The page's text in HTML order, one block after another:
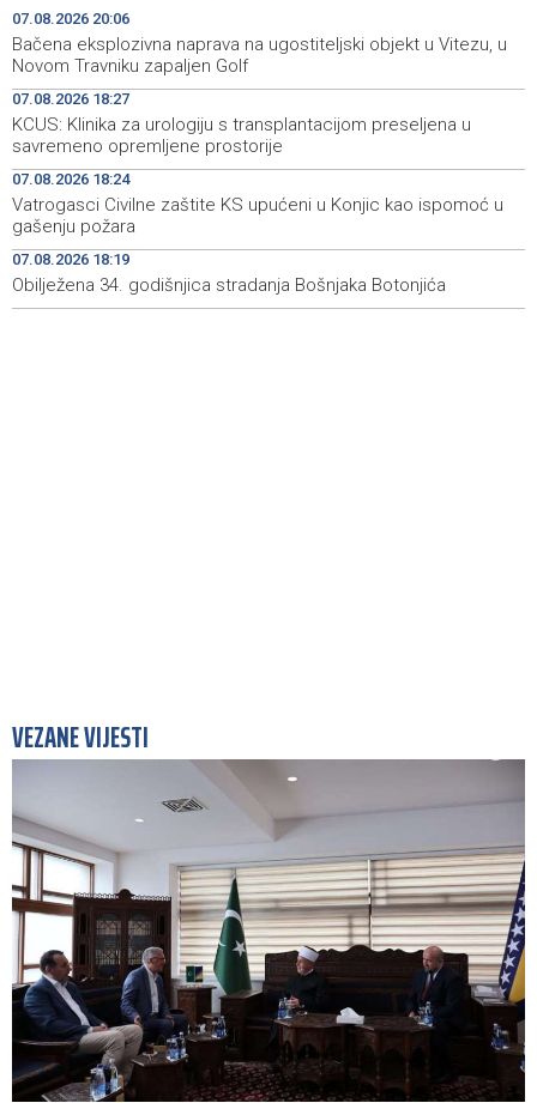
19:44 Faris Dževahirić novi nogometaš Veleža
19:21 Announcement of events for Saturday, 8 August 2026
19:10
Rudari Milanovića ubijedili da ode kući, Memčić se već
ponovo vratio u jamu 'Raspotočje'
19:03
Sarajevo Film Festival presents Kinoscope and
Kinoscope Surreal programs
19:00 Najave događaja za 8. 8. 2026. godine (subota)
07.08.2026 20:06
Bačena eksplozivna naprava na ugostiteljski objekt u Vitezu, u
Novom Travniku zapaljen Golf
07.08.2026 18:27
KCUS: Klinika za urologiju s transplantacijom preseljena u
savremeno opremljene prostorije
07.08.2026 18:24
Vatrogasci Civilne zaštite KS upućeni u Konjic kao ispomoć u
gašenju požara
07.08.2026 18:19
Obilježena 34. godišnjica stradanja Bošnjaka Botonjića
VEZANE VIJESTI